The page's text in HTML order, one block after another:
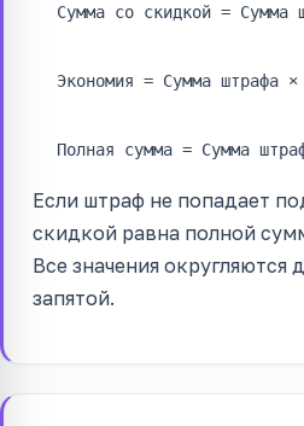
Сумма со скидкой = Сумма
Экономия = Сумма штрафа
Полная сумма = Сумма
Если штраф не попадает
скидкой равна полной
Все значения округляются
запятой.